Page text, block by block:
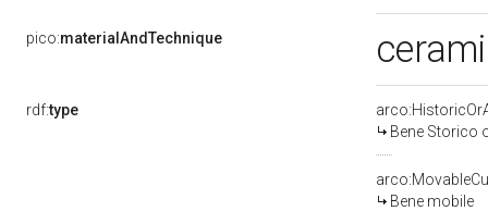
pico:materialAndTechnique
rdf:type
Bene Storico
Bene mobile